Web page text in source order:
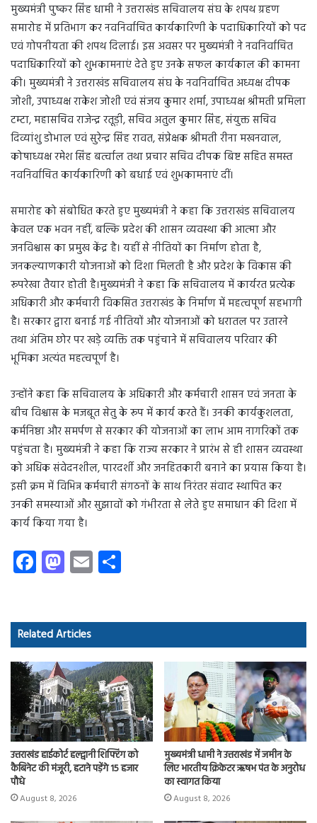
मुख्यमंत्री पुष्कर सिंह धामी ने उत्तराखंड सचिवालय संघ के शपथ ग्रहण
समारोह में प्रतिभाग कर नवनिर्वाचित कार्यकारिणी के पदाधिकारियों को पद
एवं गोपनीयता की शपथ दिलाई। इस अवसर पर मुख्यमंत्री ने नवनिर्वाचित
पदाधिकारियों को शुभकामनाएं देते हुए उनके सफल कार्यकाल की कामना
की। मुख्यमंत्री ने उत्तराखंड सचिवालय संघ के नवनिर्वाचित अध्यक्ष दीपक
जोशी, उपाध्यक्ष राकेश जोशी एवं संजय कुमार शर्मा, उपाध्यक्ष श्रीमती प्रमिला
टम्टा, महासचिव राजेन्द्र रतूड़ी, सचिव अतुल कुमार सिंह, संयुक्त सचिव
दिव्यांशु डोभाल एवं सुरेन्द्र सिंह रावत, संप्रेक्षक श्रीमती रीना मखनवाल,
कोषाध्यक्ष रमेश सिंह बर्त्वाल तथा प्रचार सचिव दीपक बिष्ट सहित समस्त
नवनिर्वाचित कार्यकारिणी को बधाई एवं शुभकामनाएं दीं।
समारोह को संबोधित करते हुए मुख्यमंत्री ने कहा कि उत्तराखंड सचिवालय
केवल एक भवन नहीं, बल्कि प्रदेश की शासन व्यवस्था की आत्मा और
जनविश्वास का प्रमुख केंद्र है। यहीं से नीतियों का निर्माण होता है,
जनकल्याणकारी योजनाओं को दिशा मिलती है और प्रदेश के विकास की
रूपरेखा तैयार होती है।मुख्यमंत्री ने कहा कि सचिवालय में कार्यरत प्रत्येक
अधिकारी और कर्मचारी विकसित उत्तराखंड के निर्माण में महत्वपूर्ण सहभागी
है। सरकार द्वारा बनाई गई नीतियों और योजनाओं को धरातल पर उतारने
तथा अंतिम छोर पर खड़े व्यक्ति तक पहुंचाने में सचिवालय परिवार की
भूमिका अत्यंत महत्वपूर्ण है।
उन्होंने कहा कि सचिवालय के अधिकारी और कर्मचारी शासन एवं जनता के
बीच विश्वास के मजबूत सेतु के रूप में कार्य करते हैं। उनकी कार्यकुशलता,
कर्मनिष्ठा और समर्पण से सरकार की योजनाओं का लाभ आम नागरिकों तक
पहुंचता है। मुख्यमंत्री ने कहा कि राज्य सरकार ने प्रारंभ से ही शासन व्यवस्था
को अधिक संवेदनशील, पारदर्शी और जनहितकारी बनाने का प्रयास किया है।
इसी क्रम में विभिन्न कर्मचारी संगठनों के साथ निरंतर संवाद स्थापित कर
उनकी समस्याओं और सुझावों को गंभीरता से लेते हुए समाधान की दिशा में
कार्य किया गया है।
Fa
ce
o
ok
M
as
d
o
n
E
m
Related Articles
उत्तराखंड हाईकोर्ट हल्द्वानी शिफ्टिंग को
कैबिनेट की मंजूरी, हटाने पड़ेंगे 15 हजार
पौधे
August 8, 2026
मुख्यमंत्री धामी ने उत्तराखंड में जमीन के
लिए भारतीय क्रिकेटर ऋषभ पंत के अनुरोध
का स्वागत किया
August 8, 2026